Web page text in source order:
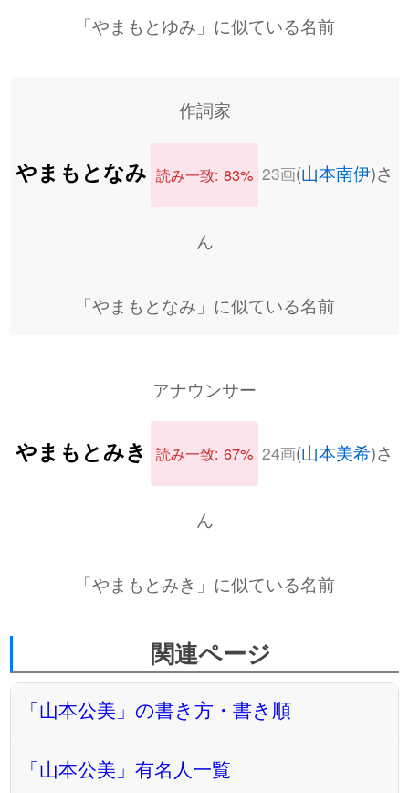
「やまもとゆみ」に似ている名前
作詞家
やまもとなみ 読み一致: 83% 23画(山本南伊)さ
ん
「やまもとなみ」に似ている名前
アナウンサー
やまもとみき 読み一致: 67% 24画(山本美希)さ
ん
「やまもとみき」に似ている名前
関連ページ
「山本公美」の書き方・書き順
「山本公美」有名人一覧